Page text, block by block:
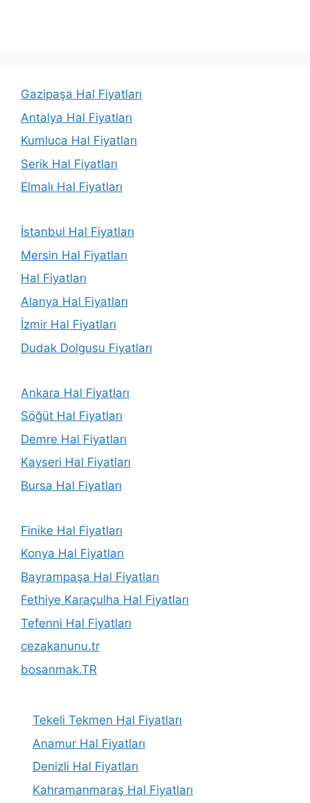
Gazipaşa Hal Fiyatları
Antalya Hal Fiyatları
Kumluca Hal Fiyatları
Serik Hal Fiyatları
Elmalı Hal Fiyatları
İstanbul Hal Fiyatları
Mersin Hal Fiyatları
Hal Fiyatları
Alanya Hal Fiyatları
İzmir Hal Fiyatları
Dudak Dolgusu Fiyatları
Ankara Hal Fiyatları
Söğüt Hal Fiyatları
Demre Hal Fiyatları
Kayseri Hal Fiyatları
Bursa Hal Fiyatları
Finike Hal Fiyatları
Konya Hal Fiyatları
Bayrampaşa Hal Fiyatları
Fethiye Karaçulha Hal Fiyatları
Tefenni Hal Fiyatları
cezakanunu.tr
bosanmak.TR
Tekeli Tekmen Hal Fiyatları
Anamur Hal Fiyatları
Denizli Hal Fiyatları
Kahramanmaraş Hal Fiyatları